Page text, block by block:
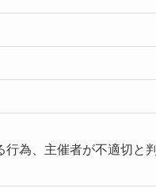
為、主催者が不適切と判